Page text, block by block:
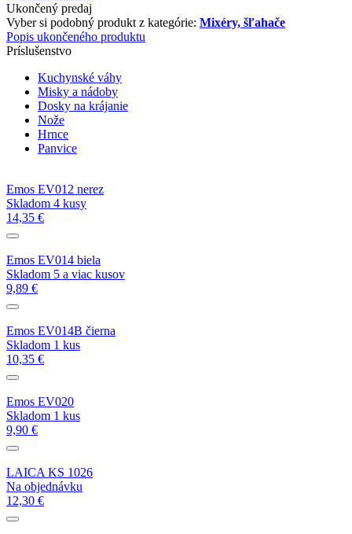
Ukončený predaj
Vyber si podobný produkt z kategórie: Mixéry, šľahače
Popis ukončeného produktu
Príslušenstvo
Kuchynské váhy
Misky a nádoby
Dosky na krájanie
Nože
Hrnce
Panvice
Emos EV012 nerez
Skladom 4 kusy
14,35 €
Emos EV014 biela
Skladom 5 a viac kusov
9,89 €
Emos EV014B čierna
Skladom 1 kus
10,35 €
Emos EV020
Skladom 1 kus
9,90 €
LAICA KS 1026
Na objednávku
12,30 €